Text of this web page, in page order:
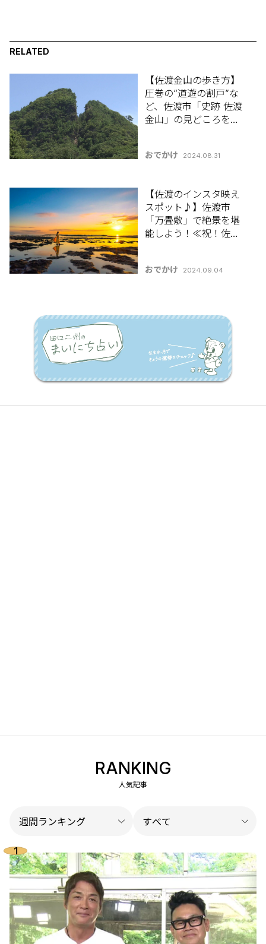
RELATED
【佐渡金山の歩き方】
圧巻の“道遊の割戸”な
ど、佐渡市「史跡 佐渡
金山」の見どころを紹
おでかけ 2024.08.31
【佐渡のインスタ映え
スポット♪】佐渡市
「万畳敷」で絶景を堪
能しよう！≪祝！佐渡
おでかけ 2024.09.04
RANKING
人気記事